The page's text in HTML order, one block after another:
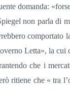
domanda:
non parla di
comportato
Letta», la cui
che i
ritiene che « tra